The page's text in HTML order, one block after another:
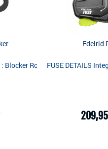
: Blocker Rope Grab Key
Edelrid
FUSE DETAILS